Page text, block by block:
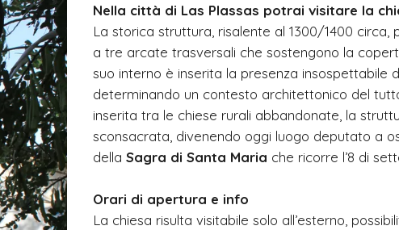
Nella città di Las Plassas potrai visitare la
La storica struttura, risalente al 1300/1400 circa,
a tre arcate trasversali che sostengono la
suo interno è inserita la presenza insospettabile
determinando un contesto architettonico del
inserita tra le chiese rurali abbandonate, la
sconsacrata, divenendo oggi luogo deputato a
della Sagra di Santa Maria che ricorre l’8 di
Orari di apertura e info
La chiesa risulta visitabile solo all’esterno,